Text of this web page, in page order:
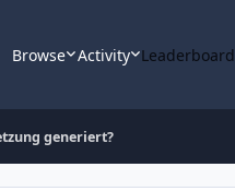
Browse Activity Leaderboard
generiert?